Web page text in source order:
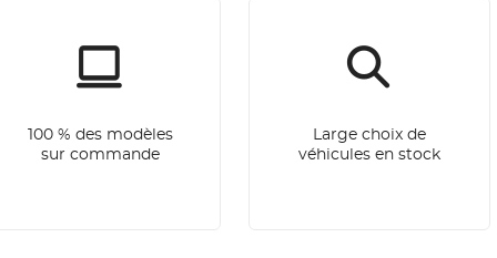
100 % des modèles
sur commande
Large choix de
véhicules en stock